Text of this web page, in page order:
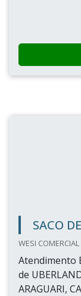
SACO
WESI
Atendimento
de
ARAGUARI,